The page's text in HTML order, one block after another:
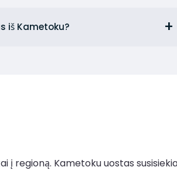
iš Kametoku?
regioną. Kametoku uostas